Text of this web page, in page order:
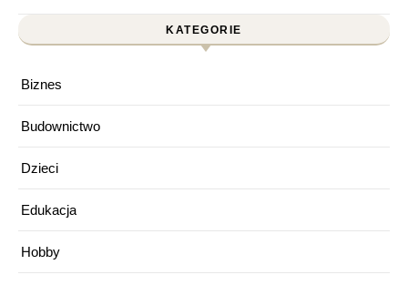
KATEGORIE
Biznes
Budownictwo
Dzieci
Edukacja
Hobby